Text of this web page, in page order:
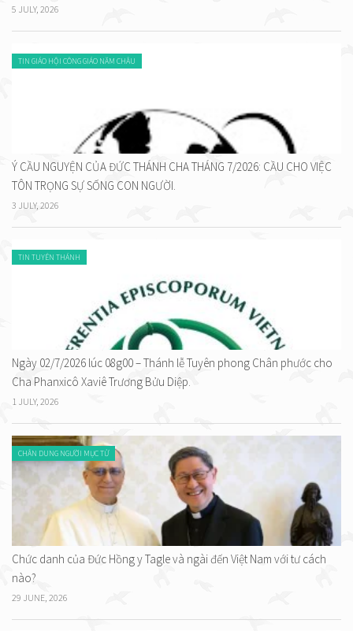
5 JULY, 2026
TIN GIÁO HỘI CÔNG GIÁO NĂM CHÂU
Ý CẦU NGUYỆN CỦA ĐỨC THÁNH CHA THÁNG 7/2026: CẦU CHO VIỆC
TÔN TRỌNG SỰ SỐNG CON NGƯỜI.
3 JULY, 2026
TIN TUYÊN THÁNH
Ngày 02/7/2026 lúc 08g00 – Thánh lễ Tuyên phong Chân phước cho
Cha Phanxicô Xaviê Trương Bửu Diệp.
1 JULY, 2026
CHÂN DUNG NGƯỜI MỤC TỬ
Chức danh của Đức Hồng y Tagle và ngài đến Việt Nam với tư cách
nào?
29 JUNE, 2026